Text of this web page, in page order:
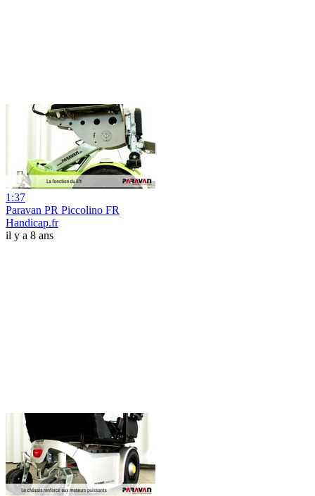
1:37
Paravan PR Piccolino FR
Handicap.fr
il y a 8 ans